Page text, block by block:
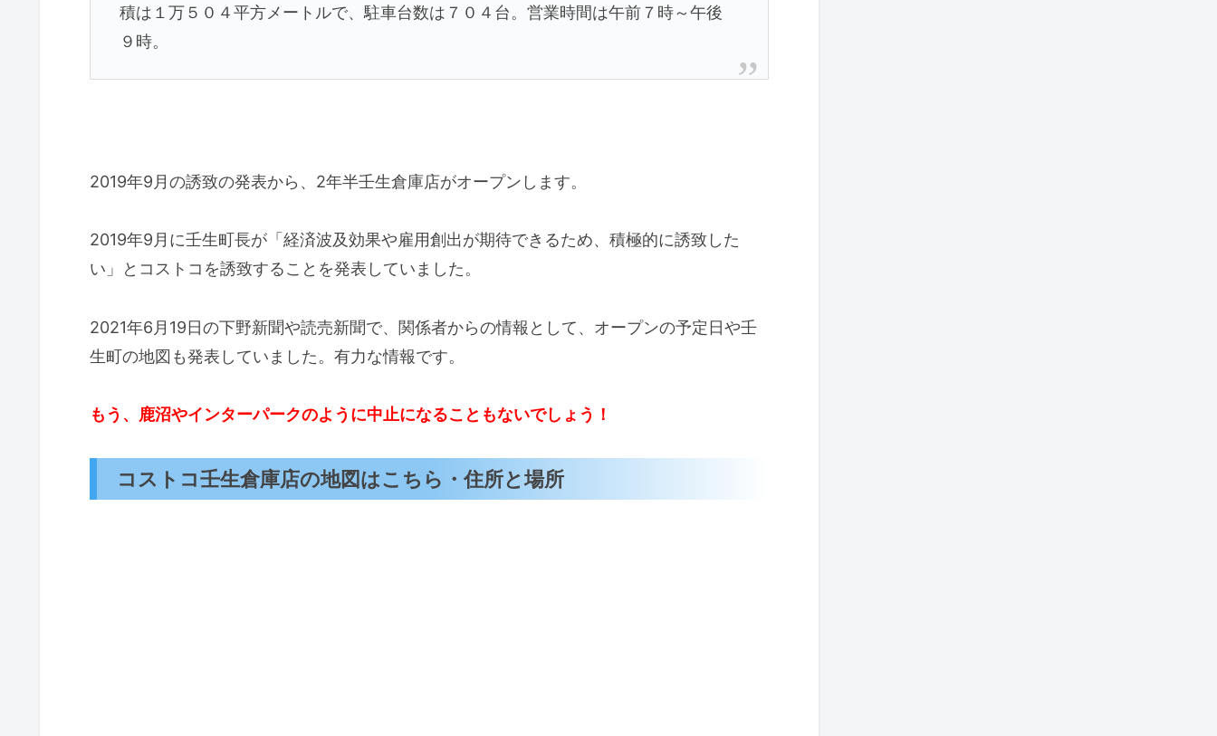
積は１万５０４平方メートルで、駐車台数は７０４台。営業時間は午前７時～午後
９時。
2019年9月の誘致の発表から、2年半壬生倉庫店がオープンします。
2019年9月に壬生町長が「経済波及効果や雇用創出が期待できるため、積極的に誘致した
い」とコストコを誘致することを発表していました。
2021年6月19日の下野新聞や読売新聞で、関係者からの情報として、オープンの予定日や壬
生町の地図も発表していました。有力な情報です。
もう、鹿沼やインターパークのように中止になることもないでしょう！
コストコ壬生倉庫店の地図はこちら・住所と場所